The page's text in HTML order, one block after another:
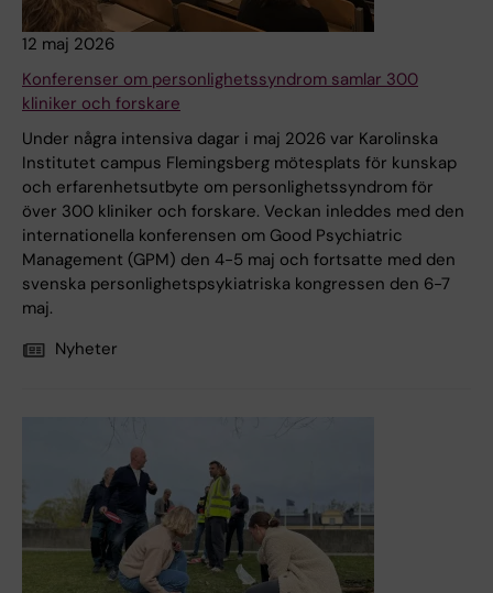
12 maj 2026
Konferenser om personlighetssyndrom samlar 300
kliniker och forskare
Under några intensiva dagar i maj 2026 var Karolinska
Institutet campus Flemingsberg mötesplats för kunskap
och erfarenhetsutbyte om personlighetssyndrom för
över 300 kliniker och forskare. Veckan inleddes med den
internationella konferensen om Good Psychiatric
Management (GPM) den 4-5 maj och fortsatte med den
svenska personlighetspsykiatriska kongressen den 6-7
maj.
Nyheter